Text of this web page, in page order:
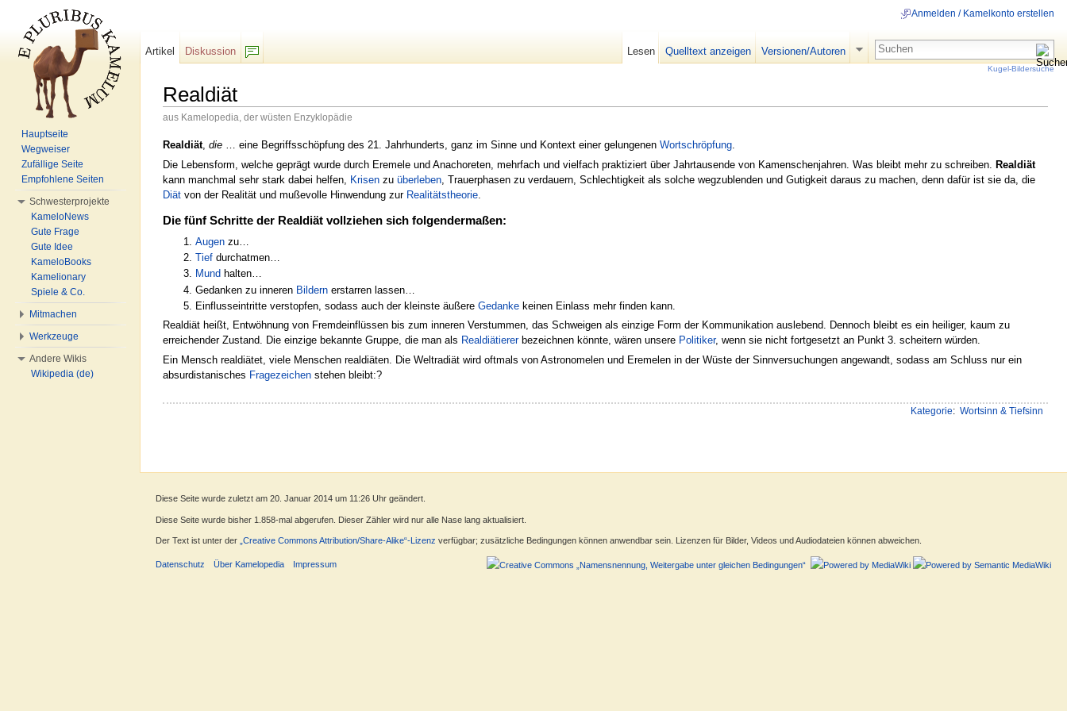
Realdiät
aus Kamelopedia, der wüsten Enzyklopädie
Realdiät, die … eine Begriffsschöpfung des 21. Jahrhunderts, ganz im Sinne und Kontext einer gelungenen Wortschröpfung
Die Lebensform, welche geprägt wurde durch Eremele und Anachoreten, mehrfach und vielfach praktiziert über Jahrtausende von Kamenschenjahren. Was bleibt mehr zu schreiben.
Realdiät
kann manchmal sehr stark dabei helfen,
Krisen zu überleben , Trauerphasen zu verdauern, Schlechtigkeit als solche wegzublenden und Gutigkeit daraus zu machen, denn dafür ist sie da, die
Diät von der Realität und mußevolle Hinwendung zur Realitätstheorie
Die fünf Schritte der Realdiät vollziehen sich folgendermaßen:
Augenzu…
Tiefdurchatmen…
Mund halten…
Gedanken zu inneren Bildernerstarren lassen…
Einflusseintritte verstopfen, sodass auch der kleinste äußere Gedankekeinen Einlass mehr finden kann.
Realdiät heißt, Entwöhnung von Fremdeinflüssen bis zum inneren Verstummen, das Schweigen als einzige Form der Kommunikation auslebend. Dennoch bleibt es ein heiliger, kaum zu
erreichender Zustand. Die einzige bekannte Gruppe, die man als Realdiätiererbezeichnen könnte, wären unsere Politiker, wenn sie nicht fortgesetzt an Punkt 3. scheitern würden.
Ein Mensch realdiätet, viele Menschen realdiäten. Die Weltradiät wird oftmals von Astronomelen und Eremelen in der Wüste der Sinnversuchungen angewandt, sodass am Schluss nur ein
absurdistanisches Fragezeichen stehen bleibt:?
Kategorie: Wortsinn & Tiefsinn
Anmelden / Kamelkonto erstellen
Artikel
Diskussion
Lesen Quelltext anzeigen Versionen/Autoren
Kugel-Bildersuche
Hauptseite
Wegweiser
Zufällige Seite
Empfohlene Seiten
Schwesterprojekte
KameloNews
Gute Frage
Gute Idee
KameloBooks
Kamelionary
Spiele & Co.
Mitmachen
Werkzeuge
Andere Wikis
Wikipedia (de)
Diese Seite wurde zuletzt am 20. Januar 2014 um 11:26 Uhr geändert.
Diese Seite wurde bisher 1.858-mal abgerufen. Dieser Zähler wird nur alle Nase lang aktualisiert.
Der Text ist unter der „Creative Commons Attribution/Share-Alike“-Lizenz verfügbar; zusätzliche Bedingungen können anwendbar sein. Lizenzen für Bilder, Videos und Audiodateien können abweichen.
Datenschutz Über Kamelopedia Impressum